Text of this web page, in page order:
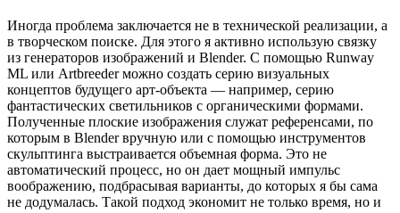
Иногда проблема заключается не в технической реализации, а
в творческом поиске. Для этого я активно использую связку
из генераторов изображений и Blender. С помощью Runway
ML или Artbreeder можно создать серию визуальных
концептов будущего арт-объекта — например, серию
фантастических светильников с органическими формами.
Полученные плоские изображения служат референсами, по
которым в Blender вручную или с помощью инструментов
скульптинга выстраивается объемная форма. Это не
автоматический процесс, но он дает мощный импульс
воображению, подбрасывая варианты, до которых я бы сама
не додумалась. Такой подход экономит не только время, но и